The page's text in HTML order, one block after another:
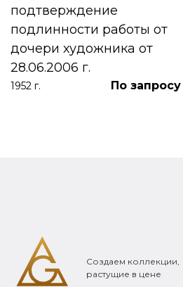
подтверждение
подлинности работы от
дочери художника от
28.06.2006 г.
1952 г. По запросу
Создаем коллекции,
растущие в цене